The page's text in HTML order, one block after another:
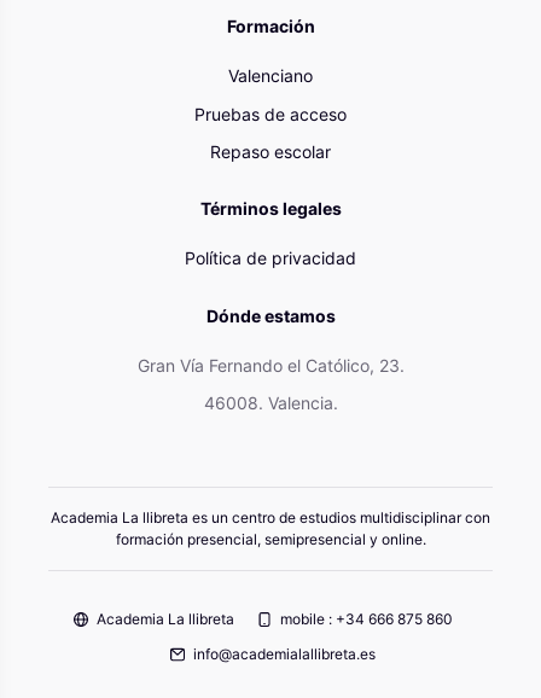
Formación
Valenciano
Pruebas de acceso
Repaso escolar
Términos legales
Política de privacidad
Dónde estamos
Gran Vía Fernando el Católico, 23.
46008. Valencia.
Academia La llibreta es un centro de estudios multidisciplinar con
formación presencial, semipresencial y online.
Academia La llibreta
mobile : +34 666 875 860
info@academialallibreta.es